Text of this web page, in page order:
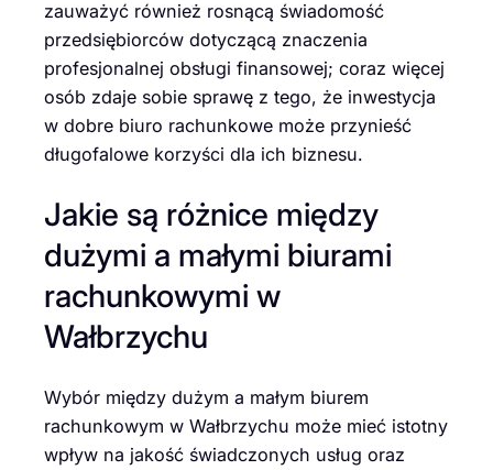
zauważyć również rosnącą świadomość
przedsiębiorców dotyczącą znaczenia
profesjonalnej obsługi finansowej; coraz więcej
osób zdaje sobie sprawę z tego, że inwestycja
w dobre biuro rachunkowe może przynieść
długofalowe korzyści dla ich biznesu.
Jakie są różnice między
dużymi a małymi biurami
rachunkowymi w
Wałbrzychu
Wybór między dużym a małym biurem
rachunkowym w Wałbrzychu może mieć istotny
wpływ na jakość świadczonych usług oraz